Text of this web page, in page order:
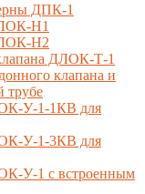
ДПК-1
Н1
Н2
ДЛОК-Т-1
клапана и
трубе
У-1-1КВ для
У-1-3КВ для
У-1 с встроенным